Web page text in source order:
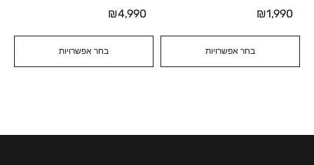
בחר אפשרויות
₪1,990
בחר אפשרויות
₪4,990